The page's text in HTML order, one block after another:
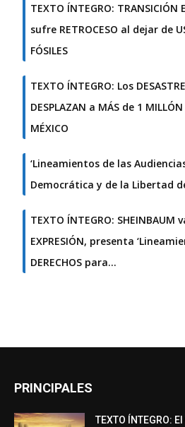
TEXTO ÍNTEGRO: TRANSICIÓN
sufre RETROCESO al dejar de
FÓSILES
TEXTO ÍNTEGRO: Los
DESPLAZAN a MÁS de 1
MÉXICO
‘Lineamientos de las
Democrática y de la Libertad
TEXTO ÍNTEGRO: SHEINBAUM
EXPRESIÓN, presenta
DERECHOS para…
PRINCIPALES
TEXTO ÍNTEGRO: